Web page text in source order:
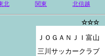
北 関東 北信越
☆☆☆
ＪＯＧＡＮＪＩ富山
三川サッカークラブ